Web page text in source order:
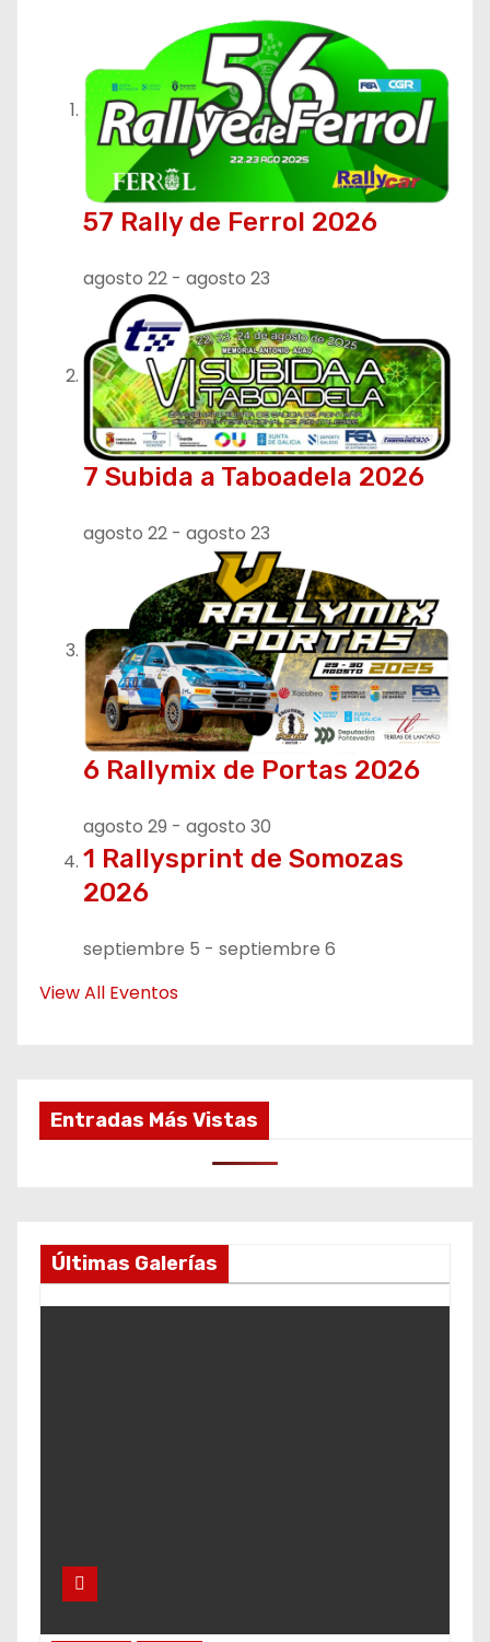
57 Rally de Ferrol 2026
agosto 22 - agosto 23
7 Subida a Taboadela 2026
agosto 22 - agosto 23
6 Rallymix de Portas 2026
agosto 29 - agosto 30
1 Rallysprint de Somozas
2026
septiembre 5 - septiembre 6
View All Eventos
Entradas Más Vistas
Últimas Galerías